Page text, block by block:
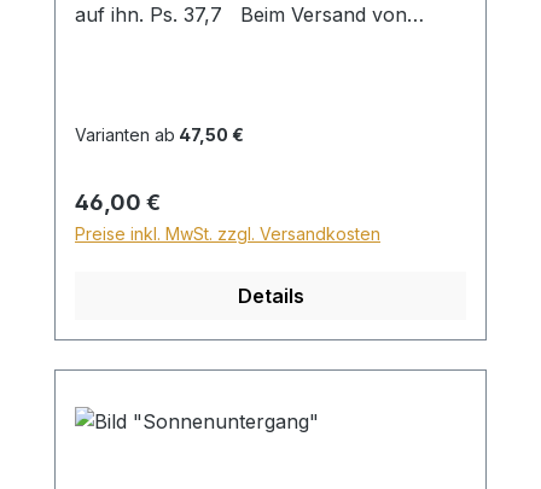
auf ihn. Ps. 37,7 Beim Versand von
Sperrgut in Höhe von 28,99€ berechnet.
Sperrgutzuschlag 30€.
Varianten ab 47,50 €
Regulärer Preis:
46,00 €
Preise inkl. MwSt. zzgl. Versandkosten
Details